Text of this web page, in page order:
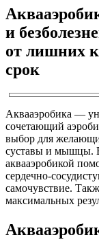
и
от лишних
срок
Аквааэробика —
сочетающий
выбор для
суставы и мышцы. В
аквааэробикой
сердечно-
самочувствие.
максимальных